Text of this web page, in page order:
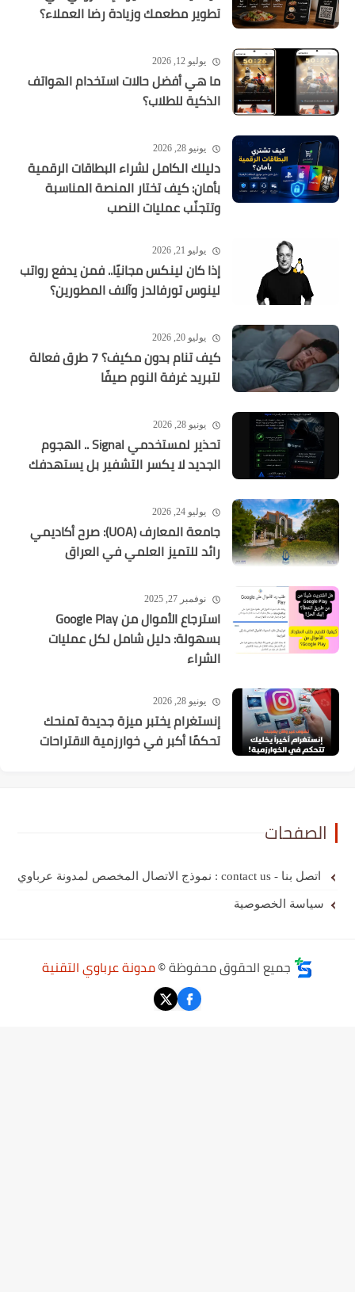
تطوير مطعمك وزيادة رضا العملاء؟
يوليو 12, 2026
ما هي أفضل حالات استخدام الهواتف
الذكية للطلاب؟
يونيو 28, 2026
دليلك الكامل لشراء البطاقات الرقمية
بأمان: كيف تختار المنصة المناسبة
وتتجنّب عمليات النصب
يوليو 21, 2026
إذا كان لينكس مجانيًا.. فمن يدفع رواتب
لينوس تورفالدز وآلاف المطورين؟
يوليو 20, 2026
كيف تنام بدون مكيف؟ 7 طرق فعالة
لتبريد غرفة النوم صيفًا
يونيو 28, 2026
تحذير لمستخدمي Signal .. الهجوم
الجديد لا يكسر التشفير بل يستهدفك
يوليو 24, 2026
جامعة المعارف (UOA): صرح أكاديمي
رائد للتميز العلمي في العراق
نوفمبر 27, 2025
استرجاع الأموال من Google Play
بسهولة: دليل شامل لكل عمليات
الشراء
يونيو 28, 2026
إنستغرام يختبر ميزة جديدة تمنحك
تحكمًا أكبر في خوارزمية الاقتراحات
الصفحات
اتصل بنا - contact us : نموذج الاتصال المخصص لمدونة عرباوي
سياسة الخصوصية
جميع الحقوق محفوظة ©مدونة عرباوي التقنية